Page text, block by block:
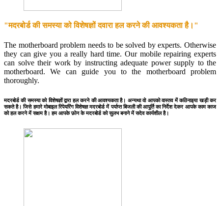
"मदरबोर्ड की समस्या को विशेषज्ञों दवारा हल करने की आवश्यकता है।"
The motherboard problem needs to be solved by experts. Otherwise
they can give you a really hard time. Our mobile repairing experts
can solve their work by instructing adequate power supply to the
motherboard. We can guide you to the motherboard problem
thoroughly.
मदरबोर्ड की समस्या को विशेषज्ञों द्वारा हल करने की आवश्यकता है। अन्यथा वो आपको वास्तव में कठिनाइया खड़ी कर
सकते है। जिसे हमारे मोबाइल रिपेयरिंग विशेषज्ञ मदरबोर्ड में पर्याप्त बिजली की आपूर्ति का निर्देश देकर आपके काम काज
को हल करने में सक्षम है। हम आपके फ़ोन के मदरबोर्ड को सुलभ बनाने में सदेव कार्यशील है।